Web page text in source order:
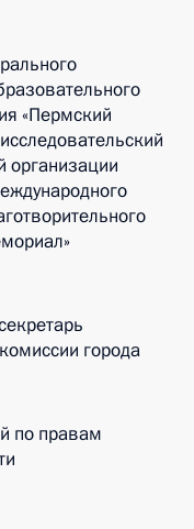
«Пермский
организации
города
по правам